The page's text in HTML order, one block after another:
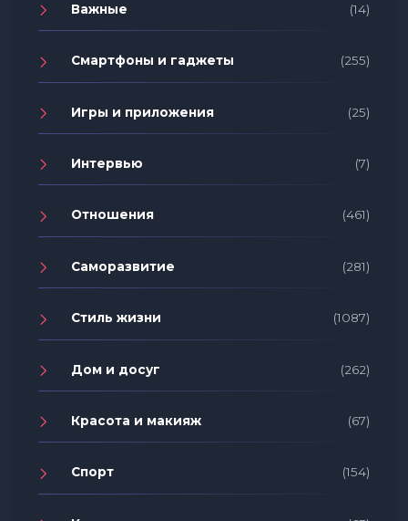
Важные (14)
Смартфоны и гаджеты (255)
Игры и приложения (25)
Интервью (7)
Отношения (461)
Саморазвитие (281)
Стиль жизни (1087)
Дом и досуг (262)
Красота и макияж (67)
Спорт (154)